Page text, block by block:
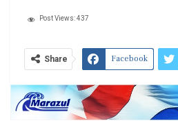
Post Views:437
Share Facebook